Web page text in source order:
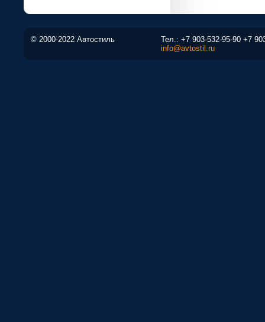
© 2000-2022 Автостиль Тел.: +7 903-532-95-90 +7
info@avtostil.ru